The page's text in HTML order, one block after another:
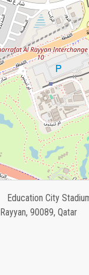
Education City
Rayyan, 90089, Qatar